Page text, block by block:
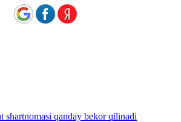
shartnomasi qanday bekor qilinadi